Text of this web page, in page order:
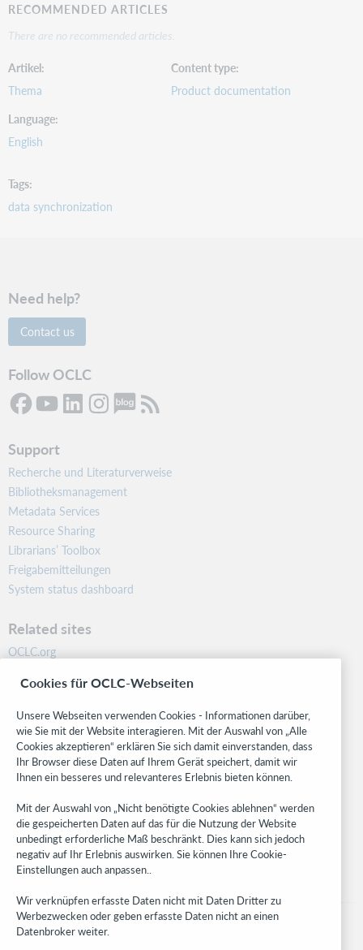
RECOMMENDED ARTICLES
There are no recommended articles.
Artikel
Thema
Content type
Product documentation
Language
English
Tags
data synchronization
Need help?
Contact us
Follow OCLC
Support
Recherche und Literaturverweise
Bibliotheksmanagement
Metadata Services
Resource Sharing
Librarians’ Toolbox
Freigabemitteilungen
System status dashboard
Related sites
OCLC.org
Community
Research
WebJunction
Developer Network
Get the latest product updates, research, events, and much more—
right to your inbox.
Subscribe now
Cookies für OCLC-Webseiten
Unsere Webseiten verwenden Cookies - Informationen darüber,
wie Sie mit der Website interagieren. Mit der Auswahl von „Alle
Cookies akzeptieren“ erklären Sie sich damit einverstanden, dass
Ihr Browser diese Daten auf Ihrem Gerät speichert, damit wir
Ihnen ein besseres und relevanteres Erlebnis bieten können.
Mit der Auswahl von „Nicht benötigte Cookies ablehnen“ werden
die gespeicherten Daten auf das für die Nutzung der Website
unbedingt erforderliche Maß beschränkt. Dies kann sich jedoch
negativ auf Ihr Erlebnis auswirken. Sie können Ihre Cookie-
Einstellungen auch anpassen..
Wir verknüpfen erfasste Daten nicht mit Daten Dritter zu
Werbezwecken oder geben erfasste Daten nicht an einen
Datenbroker weiter.